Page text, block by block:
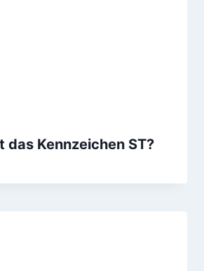
das Kennzeichen ST?